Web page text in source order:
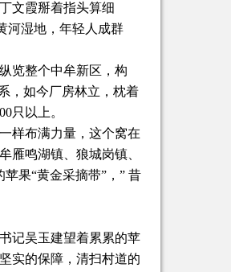
文霞掰着指头算细
河湿地，年轻人成群
览整个中牟新区，构
，如今厂房林立，枕着
只以上。
样布满力量，这个窝在
雁鸣湖镇、狼城岗镇、
果“黄金采摘带”，” 昔
记吴玉建望着累累的苹
实的保障，清扫村道的